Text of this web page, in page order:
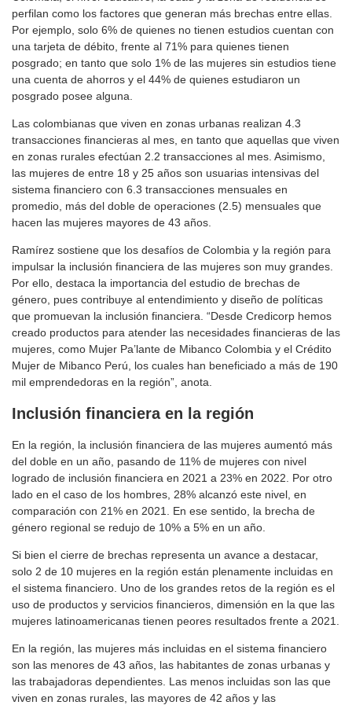
perfilan como los factores que generan más brechas entre ellas.
Por ejemplo, solo 6% de quienes no tienen estudios cuentan con
una tarjeta de débito, frente al 71% para quienes tienen
posgrado; en tanto que solo 1% de las mujeres sin estudios tiene
una cuenta de ahorros y el 44% de quienes estudiaron un
posgrado posee alguna.
Las colombianas que viven en zonas urbanas realizan 4.3
transacciones financieras al mes, en tanto que aquellas que viven
en zonas rurales efectúan 2.2 transacciones al mes. Asimismo,
las mujeres de entre 18 y 25 años son usuarias intensivas del
sistema financiero con 6.3 transacciones mensuales en
promedio, más del doble de operaciones (2.5) mensuales que
hacen las mujeres mayores de 43 años.
Ramírez sostiene que los desafíos de Colombia y la región para
impulsar la inclusión financiera de las mujeres son muy grandes.
Por ello, destaca la importancia del estudio de brechas de
género, pues contribuye al entendimiento y diseño de políticas
que promuevan la inclusión financiera. “Desde Credicorp hemos
creado productos para atender las necesidades financieras de las
mujeres, como Mujer Pa’lante de Mibanco Colombia y el Crédito
Mujer de Mibanco Perú, los cuales han beneficiado a más de 190
mil emprendedoras en la región”, anota.
Inclusión financiera en la región
En la región, la inclusión financiera de las mujeres aumentó más
del doble en un año, pasando de 11% de mujeres con nivel
logrado de inclusión financiera en 2021 a 23% en 2022. Por otro
lado en el caso de los hombres, 28% alcanzó este nivel, en
comparación con 21% en 2021. En ese sentido, la brecha de
género regional se redujo de 10% a 5% en un año.
Si bien el cierre de brechas representa un avance a destacar,
solo 2 de 10 mujeres en la región están plenamente incluidas en
el sistema financiero. Uno de los grandes retos de la región es el
uso de productos y servicios financieros, dimensión en la que las
mujeres latinoamericanas tienen peores resultados frente a 2021.
En la región, las mujeres más incluidas en el sistema financiero
son las menores de 43 años, las habitantes de zonas urbanas y
las trabajadoras dependientes. Las menos incluidas son las que
viven en zonas rurales, las mayores de 42 años y las